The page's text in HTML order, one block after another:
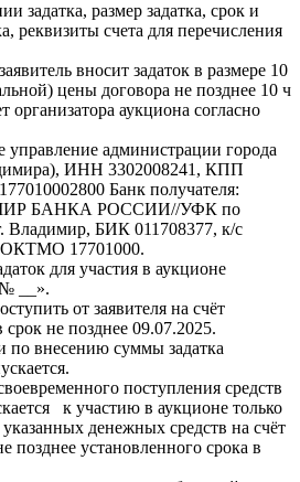
задатка, размер задатка, срок и
реквизиты счета для перечисления
вносит задаток в размере 10
цены договора не позднее 10 ч
организатора аукциона согласно
администрации города
ИНН 3302008241, КПП
Банк получателя:
БАНКА РОССИИ//УФК по
Владимир, БИК 011708377, к/с
ОКТМО 17701000.
для участия в аукционе
№ __».
от заявителя на счёт
срок не позднее 09.07.2025.
по внесению суммы задатка
поступления средств
к участию в аукционе только
денежных средств на счёт
позднее установленного срока в